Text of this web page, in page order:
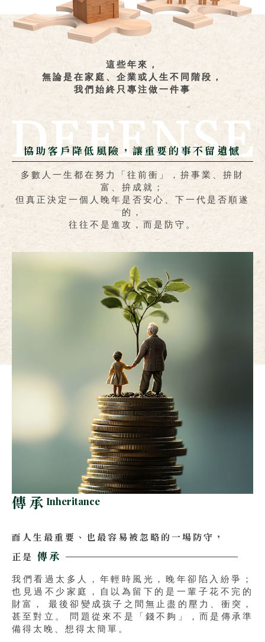
這些年來，
無論是在家庭、企業或人生不同階段，
我們始終只專注做一件事
協助客戶降低風險，讓重要的事不留遺憾
多數人一生都在努力「往前衝」，拚事業、拚財
富、拚成就；
但真正決定一個人晚年是否安心、下一代是否順遂
的，
往往不是進攻，而是防守。
傳承 Inheritance
而人生最重要、也最容易被忽略的一場防守，
正是 傳承
我們看過太多人，年輕時風光，晚年卻陷入紛爭；
也見過不少家庭，自以為留下的是一輩子花不完的
財富，
最後卻變成孩子之間無止盡的壓力、衝突，
甚至對立。
問題從來不是「錢不夠」，而是傳承準
備得太晚、想得太簡單。